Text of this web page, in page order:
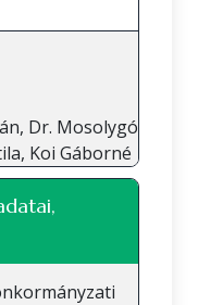
Dr. Mosolygó
Koi Gáborné